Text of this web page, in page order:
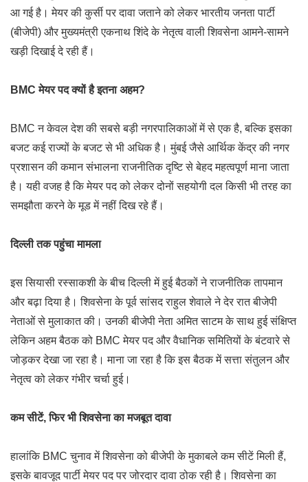
आ गई है। मेयर की कुर्सी पर दावा जताने को लेकर भारतीय जनता पार्टी
(बीजेपी) और मुख्यमंत्री एकनाथ शिंदे के नेतृत्व वाली शिवसेना आमने-सामने
खड़ी दिखाई दे रही हैं।
BMC मेयर पद क्यों है इतना अहम?
BMC न केवल देश की सबसे बड़ी नगरपालिकाओं में से एक है, बल्कि इसका
बजट कई राज्यों के बजट से भी अधिक है। मुंबई जैसे आर्थिक केंद्र की नगर
प्रशासन की कमान संभालना राजनीतिक दृष्टि से बेहद महत्वपूर्ण माना जाता
है। यही वजह है कि मेयर पद को लेकर दोनों सहयोगी दल किसी भी तरह का
समझौता करने के मूड में नहीं दिख रहे हैं।
दिल्ली तक पहुंचा मामला
इस सियासी रस्साकशी के बीच दिल्ली में हुई बैठकों ने राजनीतिक तापमान
और बढ़ा दिया है। शिवसेना के पूर्व सांसद राहुल शेवाले ने देर रात बीजेपी
नेताओं से मुलाकात की। उनकी बीजेपी नेता अमित साटम के साथ हुई संक्षिप्त
लेकिन अहम बैठक को BMC मेयर पद और वैधानिक समितियों के बंटवारे से
जोड़कर देखा जा रहा है। माना जा रहा है कि इस बैठक में सत्ता संतुलन और
नेतृत्व को लेकर गंभीर चर्चा हुई।
कम सीटें, फिर भी शिवसेना का मजबूत दावा
हालांकि BMC चुनाव में शिवसेना को बीजेपी के मुकाबले कम सीटें मिली हैं,
इसके बावजूद पार्टी मेयर पद पर जोरदार दावा ठोक रही है। शिवसेना का